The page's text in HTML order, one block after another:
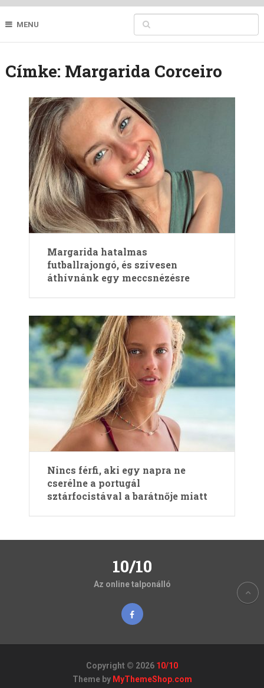
MENU
Címke: Margarida Corceiro
Margarida hatalmas
futballrajongó, és szívesen
áthívnánk egy meccsnézésre
Nincs férfi, aki egy napra ne
cserélne a portugál
sztárfocistával a barátnője miatt
10/10
Az online talponálló
Copyright © 2026 10/10
Theme by MyThemeShop.com